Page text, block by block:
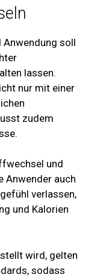
Anwendung soll
lassen.
nur mit einer
zudem
und
Anwender auch
verlassen,
und Kalorien
wird, gelten
sodass